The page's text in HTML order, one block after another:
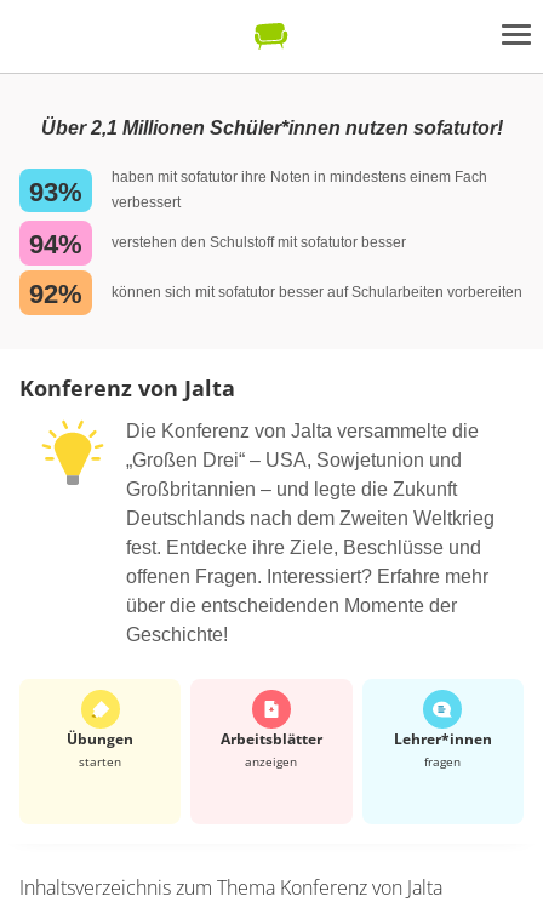
Über 2,1 Millionen Schüler*innen nutzen sofatutor!
93%
haben mit sofatutor ihre Noten in mindestens einem Fach
verbessert
94% verstehen den Schulstoff mit sofatutor besser
92% können sich mit sofatutor besser auf Schularbeiten vorbereiten
Konferenz von Jalta
Die Konferenz von Jalta versammelte die
„Großen Drei“ – USA, Sowjetunion und
Großbritannien – und legte die Zukunft
Deutschlands nach dem Zweiten Weltkrieg
fest. Entdecke ihre Ziele, Beschlüsse und
offenen Fragen. Interessiert? Erfahre mehr
über die entscheidenden Momente der
Geschichte!
Übungen
starten
Arbeits­blätter
anzeigen
Lehrer*​innen
fragen
Inhaltsverzeichnis zum Thema Konferenz von Jalta